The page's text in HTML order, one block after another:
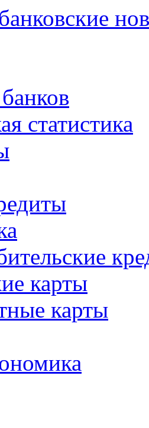
статистика
карты
карты